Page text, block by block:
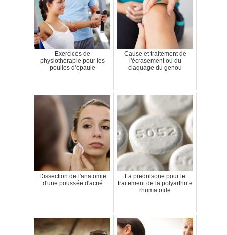
Exercices de
physiothérapie pour les
poulies d'épaule
Cause et traitement de
l'écrasement ou du
claquage du genou
Dissection de l'anatomie
d'une poussée d'acné
La prednisone pour le
traitement de la polyarthrite
rhumatoïde